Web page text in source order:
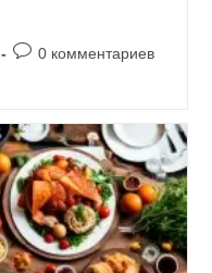
Комментарии
0 комментариев